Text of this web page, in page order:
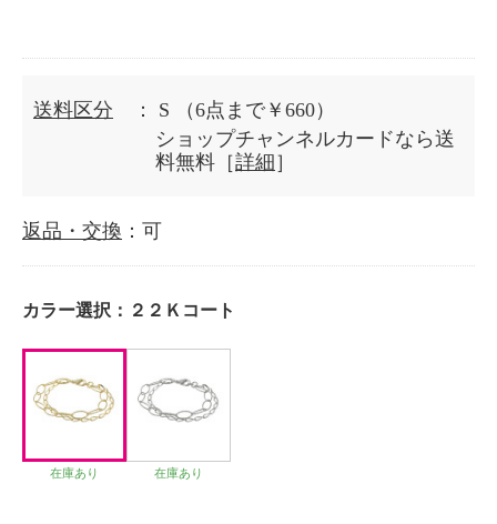
送料区分 ： S
（6点まで￥660）
ショップチャンネルカードなら送
料無料［詳細 ］
返品・交換 ：可
カラー選択： ２２Ｋコート
在庫あり 在庫あり